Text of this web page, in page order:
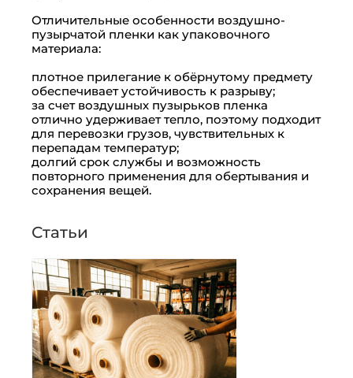
Отличительные особенности воздушно-
пузырчатой пленки как упаковочного
материала:
плотное прилегание к обёрнутому предмету
обеспечивает устойчивость к разрыву;
за счет воздушных пузырьков пленка
отлично удерживает тепло, поэтому подходит
для перевозки грузов, чувствительных к
перепадам температур;
долгий срок службы и возможность
повторного применения для обертывания и
сохранения вещей.
Статьи